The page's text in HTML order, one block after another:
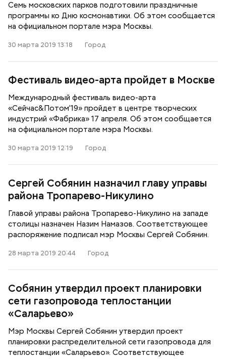
Семь московских парков подготовили праздничные
программы ко Дню космонавтики. Об этом сообщается
на официальном портале мэра Москвы.
30 марта 2019 13:18 Город
Фестиваль видео-арта пройдет в Москве
Международный фестиваль видео-арта
«Сейчас&Потом’19» пройдет в центре творческих
индустрий «Фабрика» 17 апреля. Об этом сообщается
на официальном портале мэра Москвы.
30 марта 2019 12:19 Город
Сергей Собянин назначил главу управы
района Тропарево-Никулино
Главой управы района Тропарево-Никулино на западе
столицы назначен Назим Намазов. Соответствующее
распоряжение подписал мэр Москвы Сергей Собянин.
28 марта 2019 20:44 Город
Собянин утвердил проект планировки
сети газопровода теплостанции
«Саларьево»
Мэр Москвы Сергей Собянин утвердил проект
планировки распределительной сети газопровода для
теплостанции «Саларьево». Соответствующее